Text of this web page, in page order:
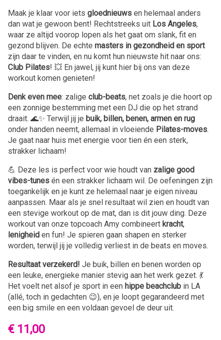
Maak je klaar voor iets gloednieuws en helemaal anders
dan wat je gewoon bent! Rechtstreeks uit Los Angeles,
waar ze altijd voorop lopen als het gaat om slank, fit en
gezond blijven. De echte masters in gezondheid en sport
zijn daar te vinden, en nu komt hun nieuwste hit naar ons:
Club Pilates! 💥 En jawel, jij kunt hier bij ons van deze
workout komen genieten!
Denk even mee: zalige club-beats, net zoals je die hoort op
een zonnige bestemming met een DJ die op het strand
draait. 🌊✨ Terwijl jij je buik, billen, benen, armen en rug
onder handen neemt, allemaal in vloeiende Pilates-moves.
Je gaat naar huis met energie voor tien én een sterk,
strakker lichaam!
💪 Deze les is perfect voor wie houdt van zalige good
vibes-tunes én een strakker lichaam wil. De oefeningen zijn
toegankelijk en je kunt ze helemaal naar je eigen niveau
aanpassen. Maar als je snel resultaat wil zien en houdt van
een stevige workout op de mat, dan is dit jouw ding. Deze
workout van onze topcoach Amy combineert kracht,
lenigheid en fun! Je spieren gaan shapen en sterker
worden, terwijl jij je volledig verliest in de beats en moves.
Resultaat verzekerd! Je buik, billen en benen worden op
een leuke, energieke manier stevig aan het werk gezet. 💃
Het voelt net alsof je sport in een hippe beachclub in LA
(allé, toch in gedachten 😉), en je loopt gegarandeerd met
een big smile en een voldaan gevoel de deur uit.
€ 11,00